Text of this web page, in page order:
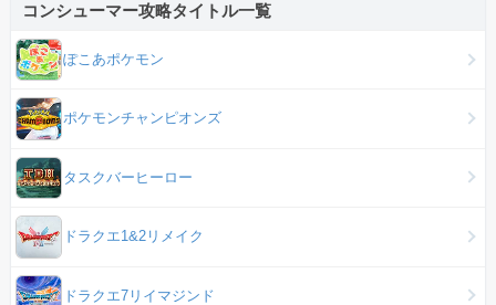
コンシューマー攻略タイトル一覧
ぽこあポケモン
ポケモンチャンピオンズ
タスクバーヒーロー
ドラクエ1&2リメイク
ドラクエ7リイマジンド